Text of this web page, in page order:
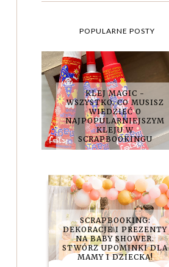
POPULARNE POSTY
KLEJ MAGIC -
WSZYSTKO, CO MUSISZ
WIEDZIEĆ O
NAJPOPULARNIEJSZYM
KLEJU W
SCRAPBOOKINGU
SCRAPBOOKING:
DEKORACJE I PREZENTY
NA BABY SHOWER.
STWÓRZ UPOMINKI DLA
MAMY I DZIECKA!